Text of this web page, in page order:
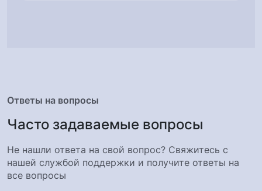
Ответы на вопросы
Часто задаваемые вопросы
Не нашли ответа на свой вопрос? Свяжитесь с
нашей службой поддержки и получите ответы на
все вопросы